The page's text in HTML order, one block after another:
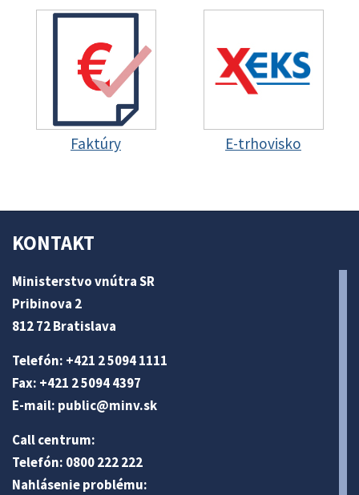
Faktúry E-trhovisko
KONTAKT
Ministerstvo vnútra SR
Pribinova 2
812 72 Bratislava
Telefón: +421 2 5094 1111
Fax: +421 2 5094 4397
E-mail: public@minv.sk
Call centrum:
Telefón: 0800 222 222
Nahlásenie problému: